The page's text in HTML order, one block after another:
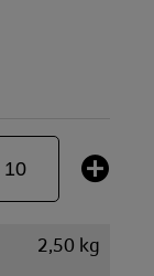
2,50 kg